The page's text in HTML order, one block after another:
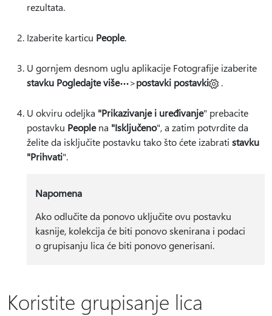
rezultata.
Izaberite karticu People.
U gornjem desnom uglu aplikacije Fotografije izaberite
stavku Pogledajte više
>postavki postavki .
U okviru odeljka "Prikazivanje i uređivanje" prebacite
postavku Peoplena "Isključeno", a zatim potvrdite da
želite da isključite postavku tako što ćete izabrati stavku
"Prihvati".
Napomena
Ako odlučite da ponovo uključite ovu postavku
kasnije, kolekcija će biti ponovo skenirana i podaci
o grupisanju lica će biti ponovo generisani.
Koristite grupisanje lica